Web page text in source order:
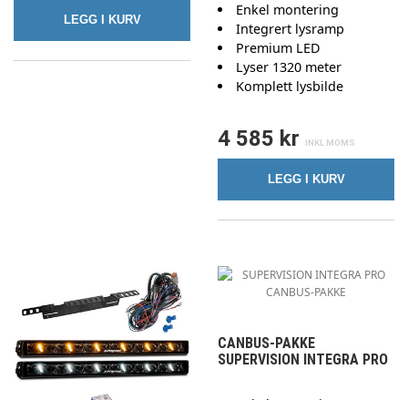
LEGG I KURV
Enkel montering
Integrert lysramp
Premium LED
Lyser 1320 meter
Komplett lysbilde
4 585 kr
LEGG I KURV
CANBUS-PAKKE
SUPERVISION INTEGRA PRO